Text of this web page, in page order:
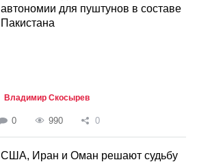
автономии для пуштунов в составе
Пакистана
Владимир Скосырев
0 990 0
США, Иран и Оман решают судьбу